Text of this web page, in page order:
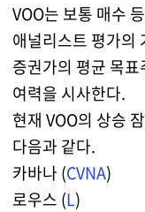
VOO는 보통 매수
애널리스트 평가의
증권가의 평균 목
여력을 시사한다.
현재 VOO의 상승
다음과 같다.
카바나 (CVNA)
로우스 (L)